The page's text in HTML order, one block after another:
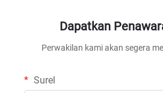
Dapatkan
Perwakilan kami akan segera
Surel